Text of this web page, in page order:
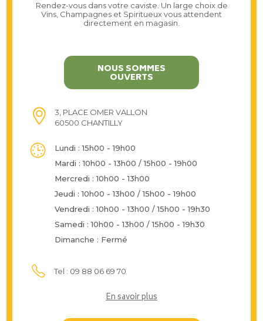
Rendez-vous dans votre caviste. Un large choix de
Vins, Champagnes et Spiritueux vous attendent
directement en magasin.
NOUS SOMMES
OUVERTS
3, PLACE OMER VALLON
60500 CHANTILLY
Lundi : 15h00 - 19h00
Mardi : 10h00 - 13h00 / 15h00 - 19h00
Mercredi : 10h00 - 13h00
Jeudi : 10h00 - 13h00 / 15h00 - 19h00
Vendredi : 10h00 - 13h00 / 15h00 - 19h30
Samedi : 10h00 - 13h00 / 15h00 - 19h30
Dimanche : Fermé
Tel : 09 88 06 69 70
En savoir plus